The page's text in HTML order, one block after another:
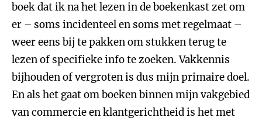
boek dat ik na het lezen in de boekenkast zet om
er – soms incidenteel en soms met regelmaat –
weer eens bij te pakken om stukken terug te
lezen of specifieke info te zoeken. Vakkennis
bijhouden of vergroten is dus mijn primaire doel.
En als het gaat om boeken binnen mijn vakgebied
van commercie en klantgerichtheid is het met